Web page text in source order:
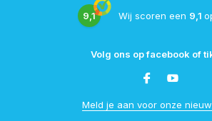
9,1 Wij scoren een 9,1
Volg ons op facebook of
Meld je aan voor onze